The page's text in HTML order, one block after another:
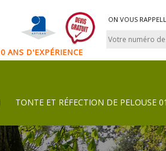
ANS D'EXPÉRIENCE
ON VOUS
TONTE ET RÉFECTION DE PELOUSE 01